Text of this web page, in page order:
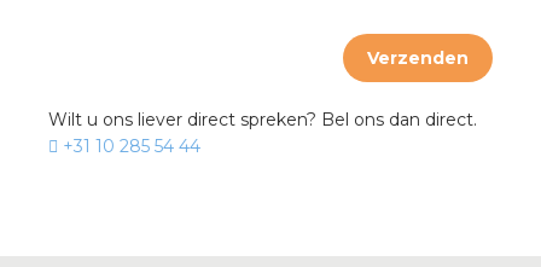
Verzenden
Wilt u ons liever direct spreken? Bel ons dan direct.
+31 10 285 54 44